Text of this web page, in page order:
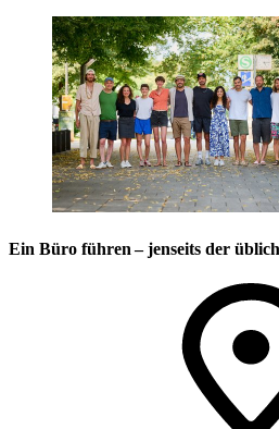
Ein Büro führen – jenseits der